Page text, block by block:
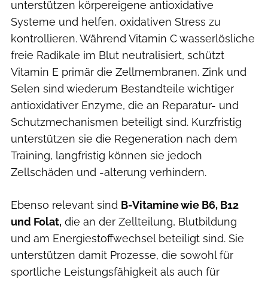
unterstützen körpereigene antioxidative
Systeme und helfen, oxidativen Stress zu
kontrollieren. Während Vitamin C wasserlösliche
freie Radikale im Blut neutralisiert, schützt
Vitamin E primär die Zellmembranen. Zink und
Selen sind wiederum Bestandteile wichtiger
antioxidativer Enzyme, die an Reparatur- und
Schutzmechanismen beteiligt sind. Kurzfristig
unterstützen sie die Regeneration nach dem
Training, langfristig können sie jedoch
Zellschäden und -alterung verhindern.
Ebenso relevant sind B-Vitamine wie B6, B12
und Folat, die an der Zellteilung, Blutbildung
und am Energiestoffwechsel beteiligt sind. Sie
unterstützen damit Prozesse, die sowohl für
sportliche Leistungsfähigkeit als auch für